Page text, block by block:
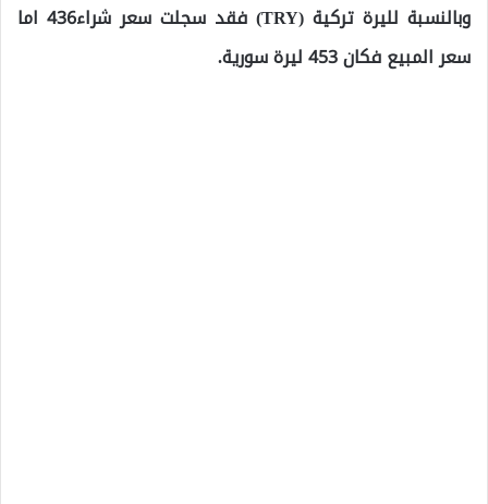
وبالنسبة لليرة تركية (TRY) فقد سجلت سعر شراء436 اما
سعر المبيع فكان 453 ليرة سورية.